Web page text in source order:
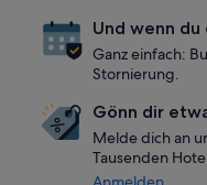
Und wenn
Ganz einfach:
Stornierung.
Gönn dir
Melde dich an
Tausenden